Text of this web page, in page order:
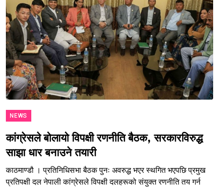
NEWS
कांग्रेसले बोलायो विपक्षी रणनीति बैठक, सरकारविरुद्ध
साझा धार बनाउने तयारी
काठमाण्डौ । प्रतिनिधिसभा बैठक पुनः अवरुद्ध भएर स्थगित भएपछि प्रमुख
प्रतिपक्षी दल नेपाली कांग्रेसले विपक्षी दलहरूको संयुक्त रणनीति तय गर्न